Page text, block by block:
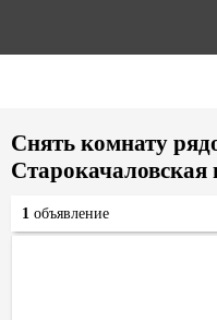
Снять комнату
1 объявление